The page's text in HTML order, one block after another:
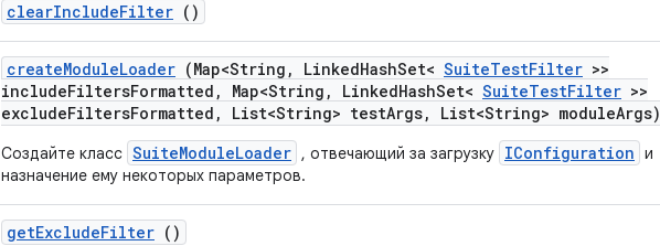
clearIncludeFilter ()
createModuleLoader (Map<String , LinkedHashSet< SuiteTestFilter >>
includeFiltersFormatted , Map<String , LinkedHashSet< SuiteTestFilter >>
excludeFiltersFormatted , List<String> testArgs, List<String> moduleArgs)
Создайте класс SuiteModuleLoader , отвечающий за загрузку IConfiguration и
назначение ему некоторых параметров.
getExcludeFilter ()